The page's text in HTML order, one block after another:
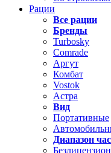
Рации
Все рации
Бренды
Turbosky
Comrade
Аргут
Комбат
Vostok
Астра
Вид
Портативные
Диапазон